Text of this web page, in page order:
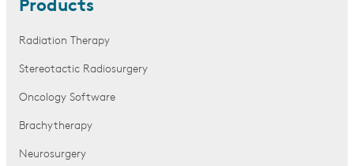
Products
Radiation Therapy
Stereotactic Radiosurgery
Oncology Software
Brachytherapy
Neurosurgery